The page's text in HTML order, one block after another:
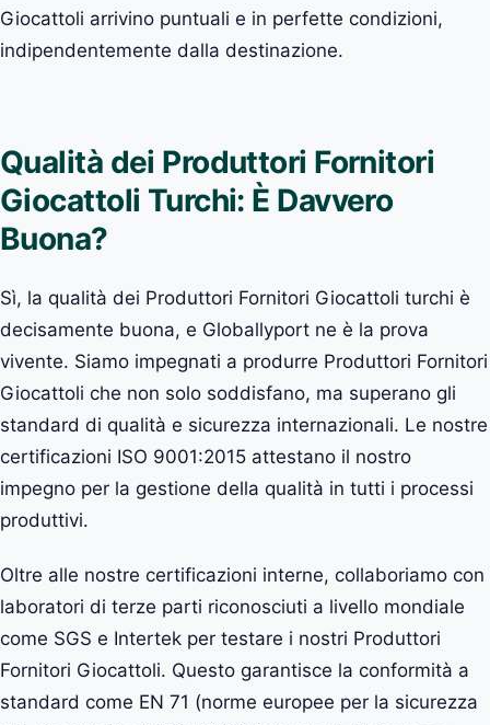
Giocattoli arrivino puntuali e in perfette condizioni,
indipendentemente dalla destinazione.
Qualità dei Produttori Fornitori
Giocattoli Turchi: È Davvero
Buona?
Sì, la qualità dei Produttori Fornitori Giocattoli turchi è
decisamente buona, e Globallyport ne è la prova
vivente. Siamo impegnati a produrre Produttori Fornitori
Giocattoli che non solo soddisfano, ma superano gli
standard di qualità e sicurezza internazionali. Le nostre
certificazioni ISO 9001:2015 attestano il nostro
impegno per la gestione della qualità in tutti i processi
produttivi.
Oltre alle nostre certificazioni interne, collaboriamo con
laboratori di terze parti riconosciuti a livello mondiale
come SGS e Intertek per testare i nostri Produttori
Fornitori Giocattoli. Questo garantisce la conformità a
standard come EN 71 (norme europee per la sicurezza